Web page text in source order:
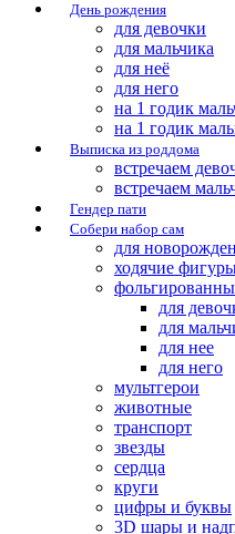
День рождения
для девочки
для мальчика
для неё
для него
на 1 годик
на 1 годик
Выписка из роддома
встречаем
встречаем
Гендер пати
Собери набор сам
для
ходячие
для
для
для нее
для него
мультгерои
животные
транспорт
звезды
сердца
круги
цифры и буквы
3D шары и